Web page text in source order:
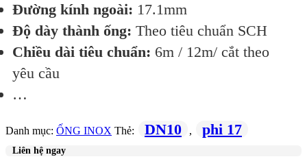
Đường kính ngoài: 17.1mm
Độ dày thành ống: Theo tiêu chuẩn SCH
Chiều dài tiêu chuẩn: 6m / 12m/ cắt theo
yêu cầu
…
Danh mục: ỐNG INOX Thẻ: DN10 , phi 17
Liên hệ ngay